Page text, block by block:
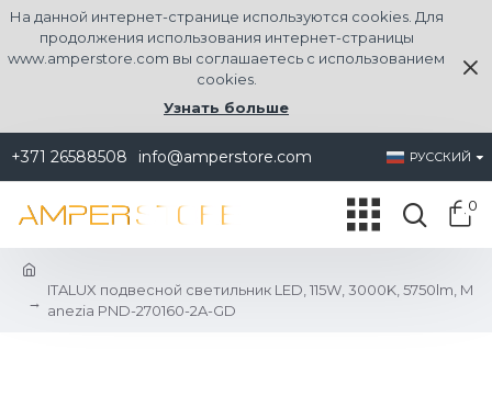
На данной интернет-странице используются cookies. Для
продолжения использования интернет-страницы
www.amperstore.com вы соглашаетесь с использованием
cookies.
Узнать больше
+371 26588508 info@amperstore.com РУССКИЙ
0
ITALUX подвесной светильник LED, 115W, 3000K, 5750lm, M
anezia PND-270160-2A-GD